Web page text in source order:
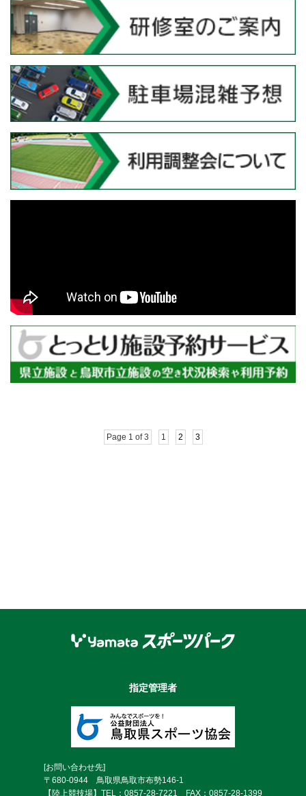
Page 1 of 3 1 2 3
指定管理者
[お問い合わせ先]
〒680-0944 鳥取県鳥取市布勢146-1
【陸上競技場】TEL：0857-28-7221 FAX：0857-28-1399